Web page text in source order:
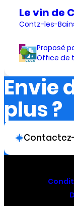
Le vin de
Contz-les-
Proposé
Office de
Envie
plus ?